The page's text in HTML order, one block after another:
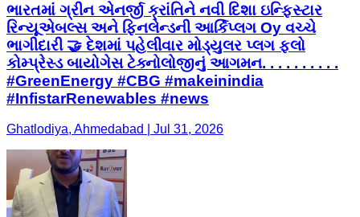
ભારતમાં ગ્રીન એનર્જી ક્રાંતિને નવી દિશા ઇન્ફિસ્ટાર
રિન્યૂએબલ્સ અને ફિનલેન્ડની આર્કિપ્લગ Oy વચ્ચે
ભાગીદારી 🤝 દેશમાં પહેલીવાર મોડ્યુલર પ્લગ ફ્લો
કોમ્પ્રેસ્ડ બાયોગેસ ટેક્નોલોજીનું આગમન. . . . . . . . . .
#GreenEnergy #CBG #makeinindia
#InfistarRenewables #news
Ghatlodiya, Ahmedabad | Jul 31, 2026